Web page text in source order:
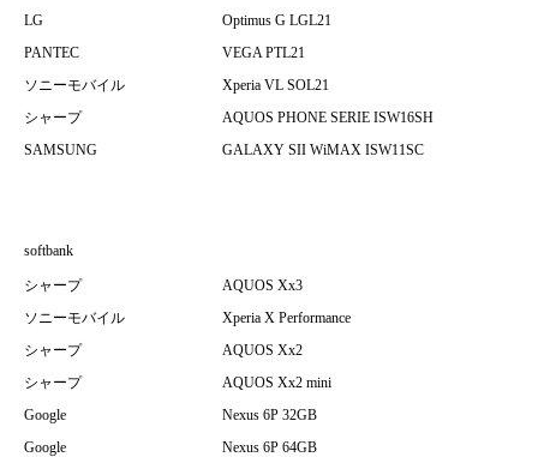
LG
Optimus G LGL21
PANTEC
VEGA PTL21
ソニーモバイル
Xperia VL SOL21
シャープ
AQUOS PHONE SERIE ISW16SH
SAMSUNG
GALAXY SII WiMAX ISW11SC
softbank
シャープ
AQUOS Xx3
ソニーモバイル
Xperia X Performance
シャープ
AQUOS Xx2
シャープ
AQUOS Xx2 mini
Google
Nexus 6P 32GB
Google
Nexus 6P 64GB